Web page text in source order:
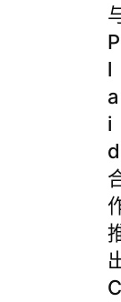
P
l
a
i
d
C